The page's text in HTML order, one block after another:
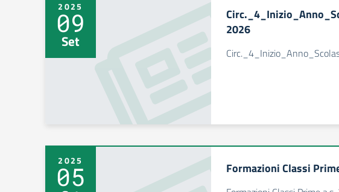
2025
09
Set
2026
2025
05 Formazioni Classi